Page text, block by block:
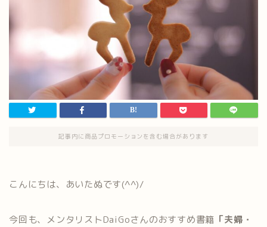
記事内に商品プロモーションを含む場合があります
こんにちは、あいたぬです(^^)/
今回も、メンタリストDaiGoさんのおすすめ書籍 「夫婦・